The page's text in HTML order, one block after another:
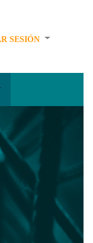
SESIÓN